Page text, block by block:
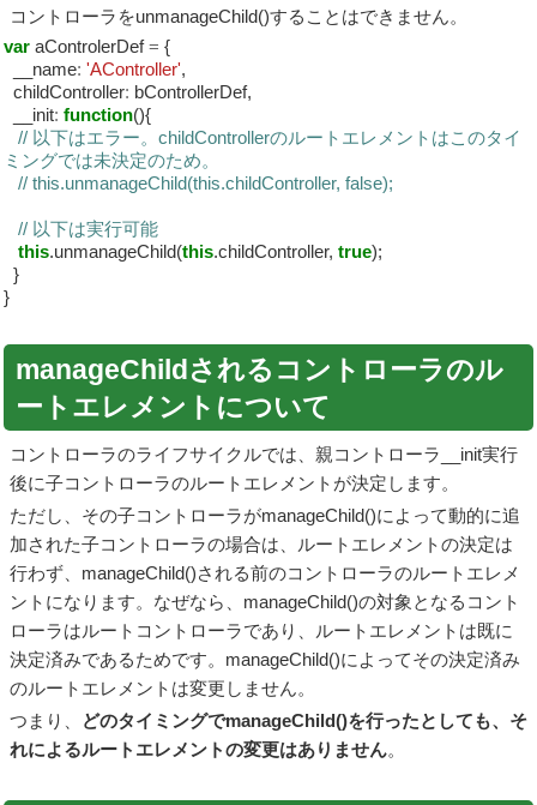
コントローラをunmanageChild()することはできません。
var aControlerDef= {
__name: 'AController',
childController: bControllerDef,
__init: function(){
// 以下はエラー。childControllerのルートエレメントはこのタイ
ミングでは未決定のため。
// this.unmanageChild(this.childController, false);
// 以下は実行可能
this.unmanageChild(this.childController, true);
}
}
manageChildされるコントローラのル
ートエレメントについて
コントローラのライフサイクルでは、親コントローラ__init実行
後に子コントローラのルートエレメントが決定します。
ただし、その子コントローラがmanageChild()によって動的に追
加された子コントローラの場合は、ルートエレメントの決定は
行わず、manageChild()される前のコントローラのルートエレメ
ントになります。なぜなら、manageChild()の対象となるコント
ローラはルートコントローラであり、ルートエレメントは既に
決定済みであるためです。manageChild()によってその決定済み
のルートエレメントは変更しません。
つまり、
どのタイミングでmanageChild()を行ったとしても、そ
れによるルートエレメントの変更はありません。